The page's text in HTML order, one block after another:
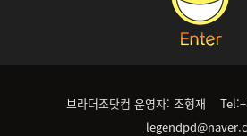
브라더조닷컴 운영자: 조형재